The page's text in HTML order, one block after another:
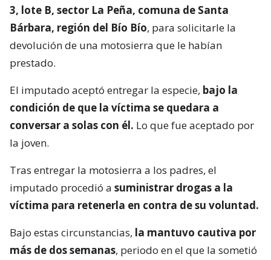
3, lote B, sector La Peña, comuna de Santa
Bárbara, región del Bío Bío, para solicitarle la
devolución de una motosierra que le habían
prestado.
El imputado aceptó entregar la especie, bajo la
condición de que la víctima se quedara a
conversar a solas con él. Lo que fue aceptado por
la joven.
Tras entregar la motosierra a los padres, el
imputado procedió a suministrar drogas a la
víctima para retenerla en contra de su voluntad.
Bajo estas circunstancias, la mantuvo cautiva por
más de dos semanas, periodo en el que la sometió